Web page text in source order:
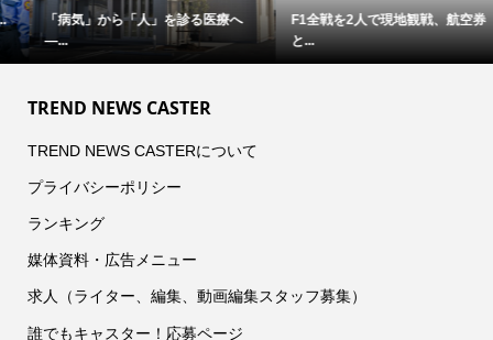
「病気」から「人」を診る医療へ
―...
F1全戦を2人で現地観戦、航空券
と...
TREND NEWS CASTER
TREND NEWS CASTERについて
プライバシーポリシー
ランキング
媒体資料・広告メニュー
求人（ライター、編集、動画編集スタッフ募集）
誰でもキャスター！応募ページ